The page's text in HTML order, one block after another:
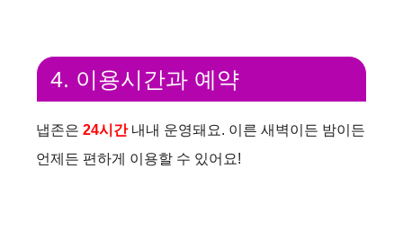
4. 이용시간과 예약
냅존은 24시간내내 운영돼요. 이른 새벽이든 밤이든
언제든 편하게 이용할 수 있어요!